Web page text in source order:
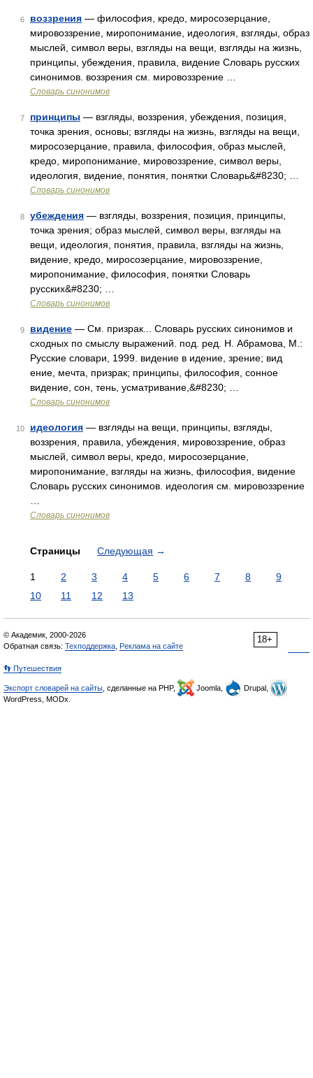
6 воззрения — философия, кредо, миросозерцание,
мировоззрение, миропонимание, идеология, взгляды, образ
мыслей, символ веры, взгляды на вещи, взгляды на жизнь,
принципы, убеждения, правила, видение Словарь русских
синонимов. воззрения см. мировоззрение …
Словарь синонимов
7 принципы — взгляды, воззрения, убеждения, позиция,
точка зрения, основы; взгляды на жизнь, взгляды на вещи,
миросозерцание, правила, философия, образ мыслей,
кредо, миропонимание, мировоззрение, символ веры,
идеология, видение, понятия, понятки Словарь&#8230; …
Словарь синонимов
8 убеждения — взгляды, воззрения, позиция, принципы,
точка зрения; образ мыслей, символ веры, взгляды на
вещи, идеология, понятия, правила, взгляды на жизнь,
видение, кредо, миросозерцание, мировоззрение,
миропонимание, философия, понятки Словарь
русских&#8230; …
Словарь синонимов
9 видение — См. призрак... Словарь русских синонимов и
сходных по смыслу выражений. под. ред. Н. Абрамова, М.:
Русские словари, 1999. видение в идение, зрение; вид
ение, мечта, призрак; принципы, философия, сонное
видение, сон, тень, усматривание,&#8230; …
Словарь синонимов
10 идеология — взгляды на вещи, принципы, взгляды,
воззрения, правила, убеждения, мировоззрение, образ
мыслей, символ веры, кредо, миросозерцание,
миропонимание, взгляды на жизнь, философия, видение
Словарь русских синонимов. идеология см. мировоззрение
Словарь синонимов
Страницы Следующая →
1 2 3 4 5 6 7 8
9
10
11 12 13
18+
© Академик, 2000-2026
Обратная связь: Техподдержка Реклама на сайте
👣 Путешествия
Экспорт словарей на сайты , сделанные на PHP, Joomla,
Drupal,
WordPress, MODx.